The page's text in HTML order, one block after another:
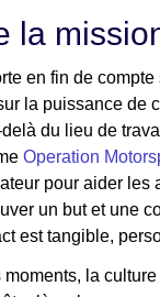
la
en fin de
la puissance de
du lieu de
Operation
pour aider les
un but et une
est tangible,
la